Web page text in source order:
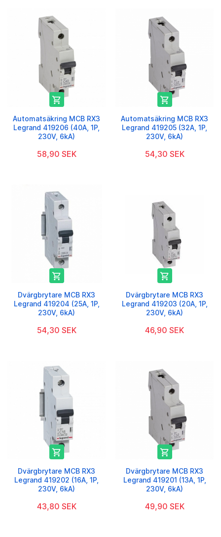

Automatsäkring MCB RX3
Legrand 419206 (40A, 1P,
230V, 6kA)
58,90 SEK

Automatsäkring MCB RX3
Legrand 419205 (32A, 1P,
230V, 6kA)
54,30 SEK

Dvärgbrytare MCB RX3
Legrand 419204 (25A, 1P,
230V, 6kA)
54,30 SEK

Dvärgbrytare MCB RX3
Legrand 419203 (20A, 1P,
230V, 6kA)
46,90 SEK

Dvärgbrytare MCB RX3
Legrand 419202 (16A, 1P,
230V, 6kA)
43,80 SEK

Dvärgbrytare MCB RX3
Legrand 419201 (13A, 1P,
230V, 6kA)
49,90 SEK